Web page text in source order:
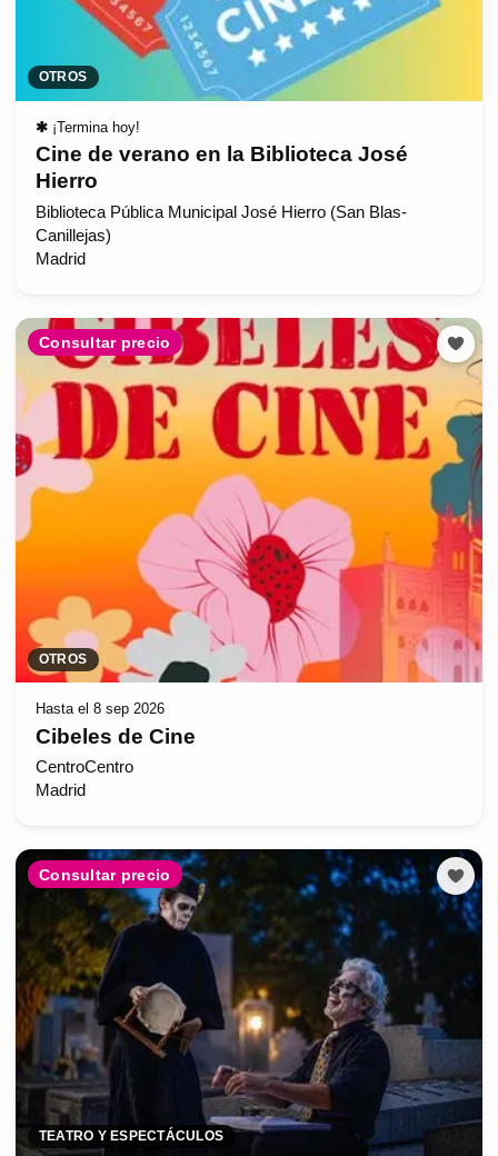
OTROS
✱ ¡Termina hoy!
Cine de verano en la Biblioteca José
Hierro
Biblioteca Pública Municipal José Hierro (San Blas-
Canillejas)
Madrid
Consultar precio
OTROS
Hasta el 8 sep 2026
Cibeles de Cine
CentroCentro
Madrid
Consultar precio
TEATRO Y ESPECTÁCULOS